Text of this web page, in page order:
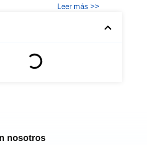
Leer más >>
nosotros